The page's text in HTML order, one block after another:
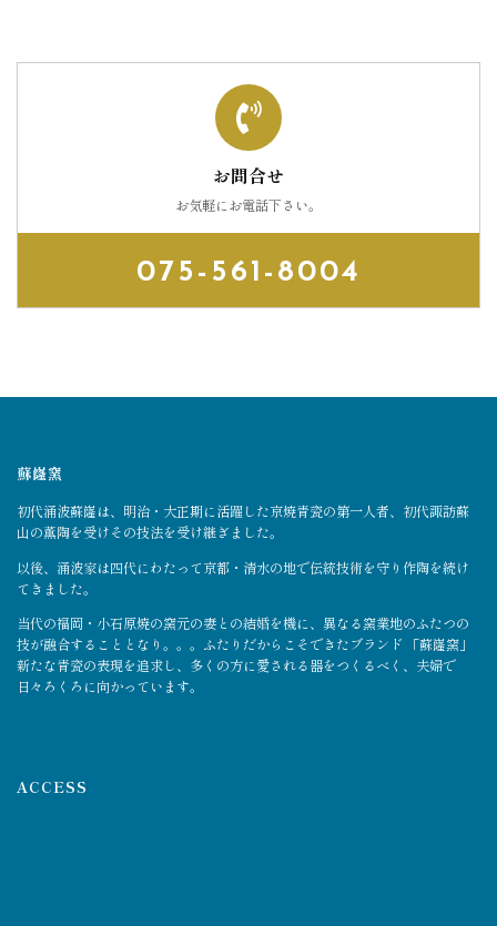
お問合せ
お気軽にお電話下さい。
075-561-8004
蘇嶐窯
初代涌波蘇嶐は、明治・大正期に活躍した京焼青瓷の第一人者、初代諏訪蘇
山の薫陶を受けその技法を受け継ぎました。
以後、涌波家は四代にわたって京都・清水の地で伝統技術を守り作陶を続け
てきました。
当代の福岡・小石原焼の窯元の妻との結婚を機に、異なる窯業地のふたつの
技が融合することとなり。。。ふたりだからこそできたブランド 「蘇嶐窯」
新たな青瓷の表現を追求し、多くの方に愛される器をつくるべく、夫婦で
日々ろくろに向かっています。
ACCESS